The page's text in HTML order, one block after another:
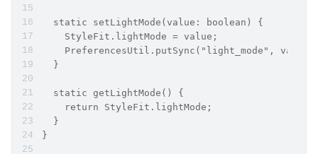
  static setLightMode(value: boolean) {
    StyleFit.lightMode = value;
PreferencesUtil.putSync("light_mode", value
  }
  static getLightMode() {
    return StyleFit.lightMode;
  }
}